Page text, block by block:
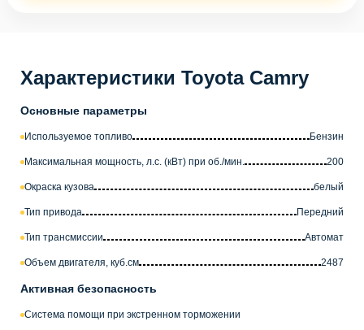
Характеристики Toyota Camry
Основные параметры
Используемое топливо Бензин
Максимальная мощность, л.с. (кВт) при об./мин. 200
Окраска кузова белый
Тип привода Передний
Тип трансмиссии Автомат
Объем двигателя, куб.см 2487
Активная безопасность
Система помощи при экстренном торможении